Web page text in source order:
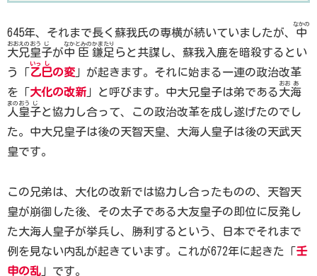
645年、それまで長く蘇我氏の専横が続いていましたが、 中
なかの
大
おお
兄
えの
皇
おう
子
じ
が中
なか
臣
とみの
鎌
かま
足
たり
らと共謀し、蘇我入鹿を暗殺するとい
う「乙
いっ
巳
し
の変 」が起きます。それに始まる一連の政治改革
を「大化の改新 」と呼びます。中大兄皇子は弟である大
おお
海
あ
人
まの
皇
おう
子
じ
と協力し合って、この政治改革を成し遂げたのでし
た。中大兄皇子は後の天智天皇、大海人皇子は後の天武天
皇です。
この兄弟は、大化の改新では協力し合ったものの、天智天
皇が崩御した後、その太子である大友皇子の即位に反発し
た大海人皇子が挙兵し、勝利するという、日本でそれまで
例を見ない内乱が起きています。これが672年に起きた「壬
申の乱 」です。